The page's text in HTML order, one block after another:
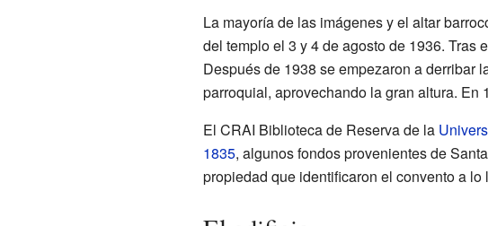
La mayoría de las imágenes y el altar
del templo el 3 y 4 de agosto de 1936. Tras
Después de 1938 se empezaron a derribar
parroquial, aprovechando la gran altura.
El CRAI Biblioteca de Reserva de la
1835, algunos fondos provenientes de
propiedad que identificaron el convento a lo